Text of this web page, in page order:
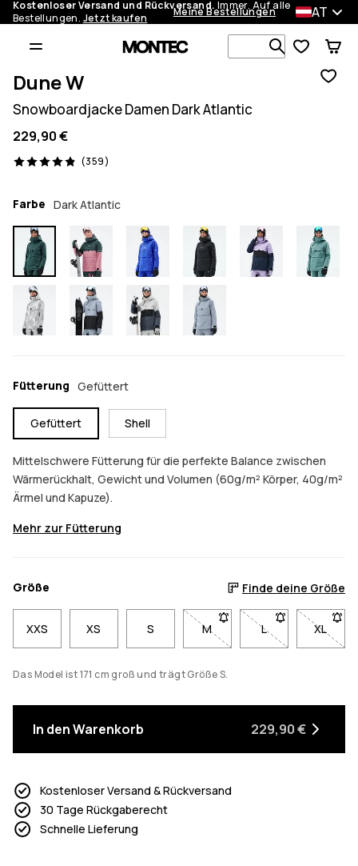
Kostenloser Versand und Rückversand. Immer. Auf alle
Bestellungen. Jetzt kaufen Meine Bestellungen AT
Dune W
Snowboardjacke Damen Dark Atlantic
229,90 €
(359)
359 Reviews, 4.9/5
Farbe Dark Atlantic
Fütterung Gefüttert
Gefüttert Shell
Mittelschwere Fütterung für die perfekte Balance zwischen
Wärmerückhalt, Gewicht und Volumen (60g/m² Körper, 40g/m²
Ärmel und Kapuze).
Mehr zur Fütterung
Größe Finde deine Größe
XXS XS S M- Größe M nicht verfügbar.
L- Größe L nicht
XL
-
Das Model ist 171 cm groß und trägt Größe S.
In den Warenkorb 229,90 €
Kostenloser Versand & Rückversand
30 Tage Rückgaberecht
Schnelle Lieferung